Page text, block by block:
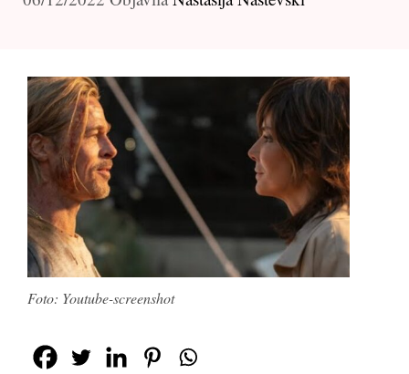
Foto: Youtube-screenshot